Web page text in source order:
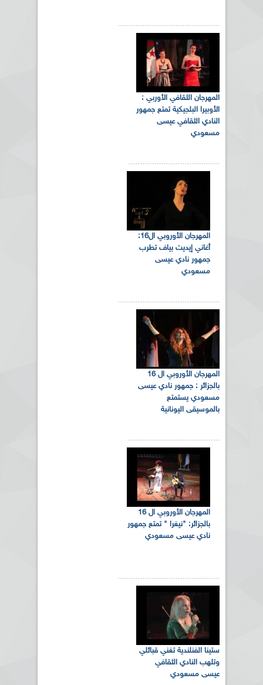
المهرجان الثقافي الأوربي :
الأوبيرا البلجيكية تمتع جمهور
النادي الثقافي عيسى
مسعودي
المهرجان الأوروبي ال16:
أغاني إيديت بياف تطرب
جمهور نادي عيسى
مسعودي
المهرجان الأوروبي ال 16
بالجزائر : جمهور نادي عيسى
مسعودي يستمتع
بالموسيقى اليونانية
المهرجان الأوروبي ال 16
بالجزائر: "نيغرا " تمتع جمهور
نادي عيسى مسعودي
ستينا الفنلندية تغني قبائلي
وتلهب النادي الثقافي
عيسى مسعودي